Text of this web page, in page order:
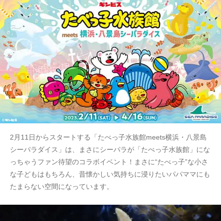
2月11日からスタートする「たべっ子水族館meets横浜・八景島
シーパラダイス」は、まさにシーパラが「たべっ子水族館」にな
っちゃうファン待望のコラボイベント！まさに“たべっ子”な小さ
な子どもはもちろん、昔懐かしい気持ちに浸りたいパパママにも
たまらない空間になっています。